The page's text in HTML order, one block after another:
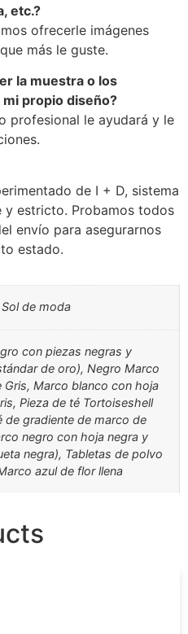
etc.?
ofrecerle imágenes
más le guste.
la muestra o los
propio diseño?
profesional le ayudará y le
de I + D, sistema
estricto. Probamos todos
envío para asegurarnos
estado.
de moda
con piezas negras y
de oro), Negro Marco
Gris, Marco blanco con hoja
Pieza de té Tortoiseshell
de gradiente de marco de
negro con hoja negra y
negra), Tabletas de polvo
azul de flor llena